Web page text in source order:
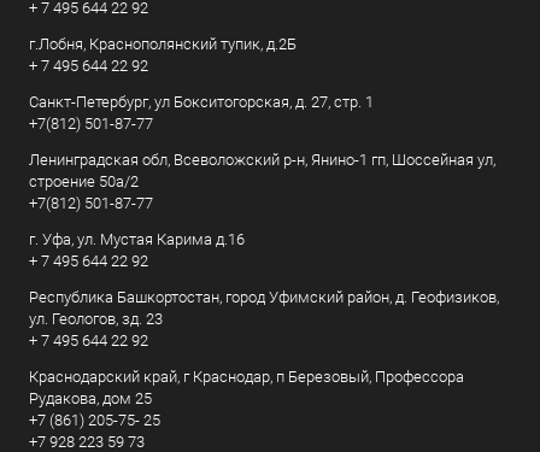
+ 7 495 644 22 92
г.Лобня, Краснополянский тупик, д.2Б
+ 7 495 644 22 92
Санкт-Петербург, ул Бокситогорская, д. 27, стр. 1
+7(812) 501-87-77
Ленинградская обл, Всеволожский р-н, Янино-1 гп, Шоссейная ул,
строение 50а/2
+7(812) 501-87-77
г. Уфа, ул. Мустая Карима д.16
+ 7 495 644 22 92
Республика Башкортостан, город Уфимский район, д. Геофизиков,
ул. Геологов, зд. 23
+ 7 495 644 22 92
Краснодарский край, г Краснодар, п Березовый, Профессора
Рудакова, дом 25
+7 (861) 205-75- 25
+7 928 223 59 73